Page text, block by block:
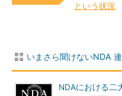
という状況
いまさら聞けないNDA
NDAにおける二